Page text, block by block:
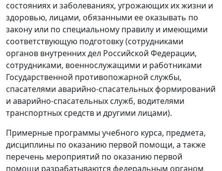
состояниях и заболеваниях, угрожающих их жизни и
здоровью, лицами, обязанными ее оказывать по
закону или по специальному правилу и имеющими
соответствующую подготовку (сотрудниками
органов внутренних дел Российской Федерации,
сотрудниками, военнослужащими и работниками
Государственной противопожарной службы,
спасателями аварийно-спасательных формирований
и аварийно-спасательных служб, водителями
транспортных средств и другими лицами).
Примерные программы учебного курса, предмета,
дисциплины по оказанию первой помощи, а также
перечень мероприятий по оказанию первой
помощи разрабатываются федеральным органом